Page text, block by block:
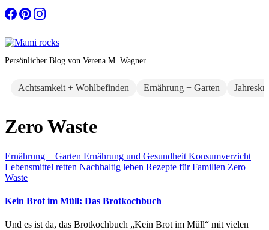
Zum
Inhalt
Persönlicher Blog von Verena M. Wagner
Achtsamkeit + Wohlbefinden Ernährung + Garten
Zero Waste
Ernährung + Garten Ernährung und Gesundheit Konsumverzicht
Lebensmittel retten Nachhaltig leben Rezepte für Familien Zero
Waste
Kein Brot im Müll: Das Brotkochbuch
Und es ist da, das Brotkochbuch „Kein Brot im Müll“ mit vielen